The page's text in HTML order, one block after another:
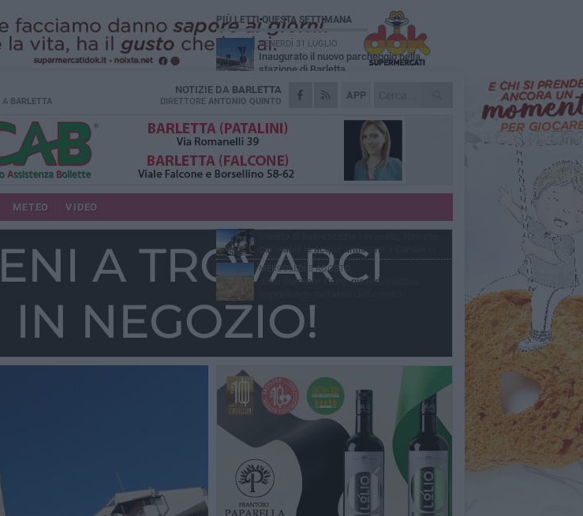
A BARLETTA
APP
NOTIZIE DA BARLETTA
DIRETTORE ANTONIO QUINTO
METEO VIDEO
PIÙ LETTI QUESTA SETTIMANA
VENERDÌ 31 LUGLIO
Inaugurato il nuovo parcheggio nella
stazione di Barletta
MERCOLEDÌ 5 AGOSTO
Barletta piange Gioacchino Dagnello:
GIOVEDÌ 30 LUGLIO
Rapina all'Ipercoop di Barletta: nel mirino la
gioielleria, banditi in fuga
DOMENICA 2 AGOSTO
Beni confiscati alla mafia. Nasce il servizio
VENERDÌ 31 LUGLIO
balneabili le acque antistanti il Canale H
MERCOLEDÌ 5 AGOSTO
Jova Summer Party, giovedì mattina